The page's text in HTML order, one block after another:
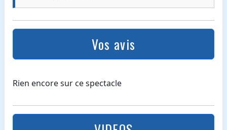
Vos avis
Rien encore sur ce spectacle